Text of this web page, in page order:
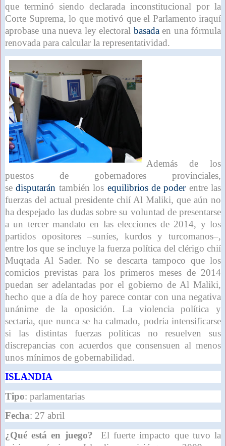
que terminó siendo declarada inconstitucional por la
Corte Suprema, lo que motivó que el Parlamento iraquí
aprobase una nueva ley electoral basadaen una fórmula
renovada para calcular la representatividad.
Además de los
puestos de gobernadores provinciales,
sedisputarán también los equilibrios de poderentre las
fuerzas del actual presidente chií Al Maliki, que aún no
ha despejado las dudas sobre su voluntad de presentarse
a un tercer mandato en las elecciones de 2014, y los
partidos opositores –suníes, kurdos y turcomanos–,
entre los que se incluye la fuerza política del clérigo chií
Muqtada Al Sader. No se descarta tampoco que los
comicios previstas para los primeros meses de 2014
puedan ser adelantadas por el gobierno de Al Maliki,
hecho que a día de hoy parece contar con una negativa
unánime de la oposición. La violencia política y
sectaria, que nunca se ha calmado, podría intensificarse
si las distintas fuerzas políticas no resuelven sus
discrepancias con acuerdos que consensuen al menos
unos mínimos de gobernabilidad.
ISLANDIA
Tipo: parlamentarias
Fecha: 27 abril
¿Qué está en juego? El fuerte impacto que tuvo la